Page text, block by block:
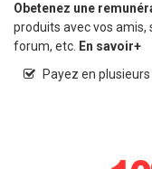
Obetenez une
produits avec vos amis,
forum, etc. En savoir+
Payez en